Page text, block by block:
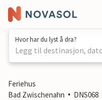
Hvor har du lyst å dra?
Legg til destinasjon,
1 / 1
Feriehus
Bad Zwischenahn
DNS068